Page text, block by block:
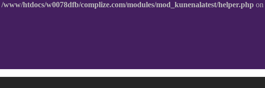
/www/htdocs/w0078dfb/complize.com/modules/mod_kunenalatest/helper.php